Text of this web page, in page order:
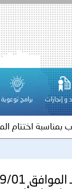
و إنجازات برامج توعوية
ـ 1448/02/22هـ ــ
المنيفي وكيل
بشأن الاعتداءات
اختتام
السياحي
ليبيا ـ 1447/